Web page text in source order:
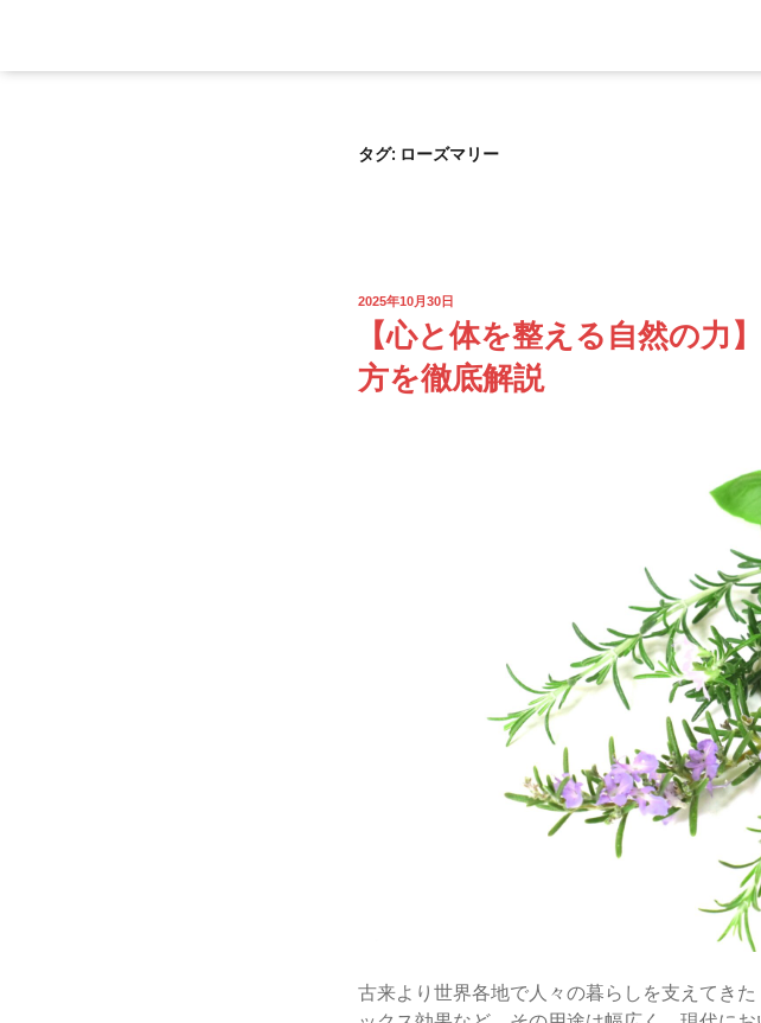
タグ: ローズマリー
2025年10月30日
【心と体を整える自然の力
方を徹底解説
古来より世界各地で人々の暮らしを支えてき